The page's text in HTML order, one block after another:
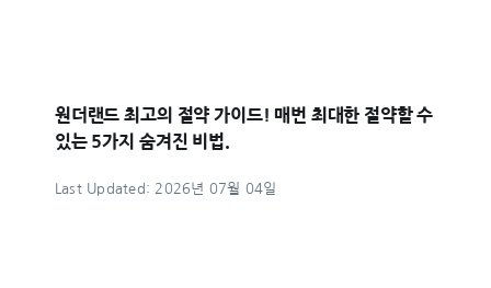
원더랜드 최고의 절약 가이드! 매번 최대한 절약할 수
있는 5가지 숨겨진 비법.
Last Updated: 2026년 07월 04일